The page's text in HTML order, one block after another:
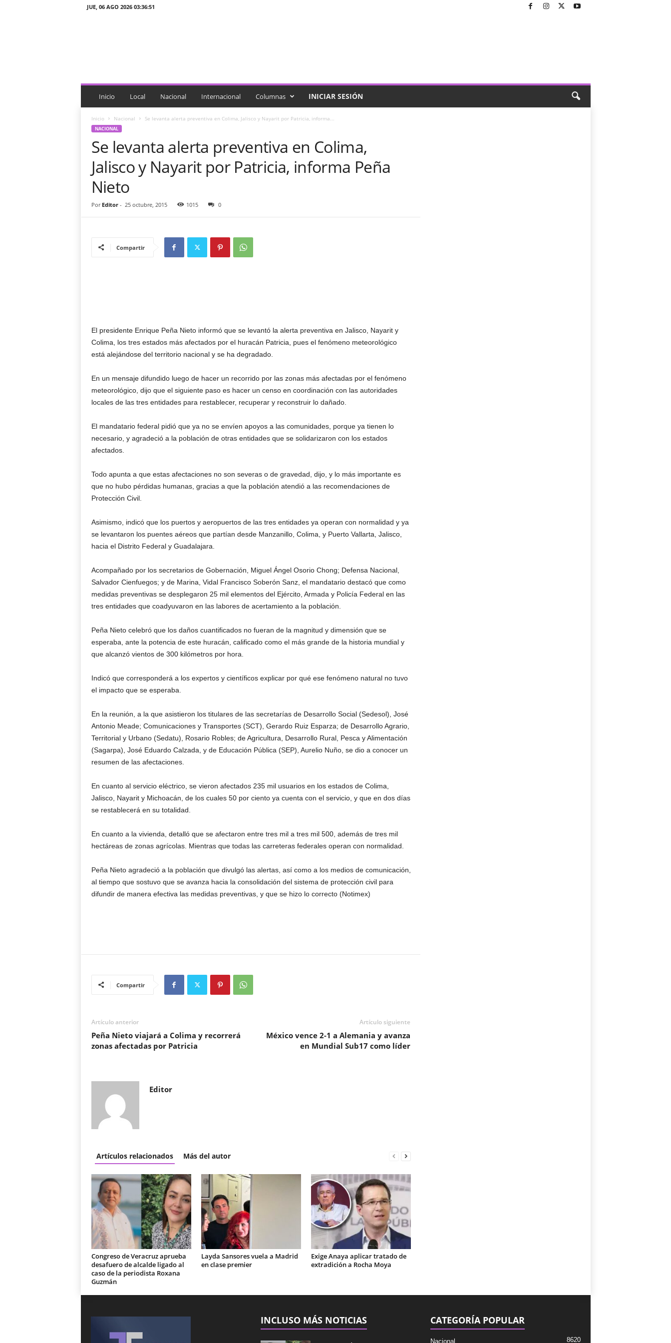
JUE, 06 AGO 2026 03:36:51
c
a
Inicio Local Nacional Internacional Columnas INICIAR SESIÓN
Inicio Nacional Se levanta alerta preventiva en Colima, Jalisco y Nayarit por Patricia, informa...
NACIONAL
Se levanta alerta preventiva en Colima,
Jalisco y Nayarit por Patricia, informa Peña
Nieto
Por Editor- 25 octubre, 2015 1015 0
Compartir
El presidente Enrique Peña Nieto informó que se levantó la alerta preventiva en Jalisco, Nayarit y
Colima, los tres estados más afectados por el huracán Patricia, pues el fenómeno meteorológico
está alejándose del territorio nacional y se ha degradado.
En un mensaje difundido luego de hacer un recorrido por las zonas más afectadas por el fenómeno
meteorológico, dijo que el siguiente paso es hacer un censo en coordinación con las autoridades
locales de las tres entidades para restablecer, recuperar y reconstruir lo dañado.
El mandatario federal pidió que ya no se envíen apoyos a las comunidades, porque ya tienen lo
necesario, y agradeció a la población de otras entidades que se solidarizaron con los estados
afectados.
Todo apunta a que estas afectaciones no son severas o de gravedad, dijo, y lo más importante es
que no hubo pérdidas humanas, gracias a que la población atendió a las recomendaciones de
Protección Civil.
Asimismo, indicó que los puertos y aeropuertos de las tres entidades ya operan con normalidad y ya
se levantaron los puentes aéreos que partían desde Manzanillo, Colima, y Puerto Vallarta, Jalisco,
hacia el Distrito Federal y Guadalajara.
Acompañado por los secretarios de Gobernación, Miguel Ángel Osorio Chong; Defensa Nacional,
Salvador Cienfuegos; y de Marina, Vidal Francisco Soberón Sanz, el mandatario destacó que como
medidas preventivas se desplegaron 25 mil elementos del Ejército, Armada y Policía Federal en las
tres entidades que coadyuvaron en las labores de acertamiento a la población.
Peña Nieto celebró que los daños cuantificados no fueran de la magnitud y dimensión que se
esperaba, ante la potencia de este huracán, calificado como el más grande de la historia mundial y
que alcanzó vientos de 300 kilómetros por hora.
Indicó que corresponderá a los expertos y científicos explicar por qué ese fenómeno natural no tuvo
el impacto que se esperaba.
En la reunión, a la que asistieron los titulares de las secretarías de Desarrollo Social (Sedesol), José
Antonio Meade; Comunicaciones y Transportes (SCT), Gerardo Ruiz Esparza; de Desarrollo Agrario,
Territorial y Urbano (Sedatu), Rosario Robles; de Agricultura, Desarrollo Rural, Pesca y Alimentación
(Sagarpa), José Eduardo Calzada, y de Educación Pública (SEP), Aurelio Nuño, se dio a conocer un
resumen de las afectaciones.
En cuanto al servicio eléctrico, se vieron afectados 235 mil usuarios en los estados de Colima,
Jalisco, Nayarit y Michoacán, de los cuales 50 por ciento ya cuenta con el servicio, y que en dos días
se restablecerá en su totalidad.
En cuanto a la vivienda, detalló que se afectaron entre tres mil a tres mil 500, además de tres mil
hectáreas de zonas agrícolas. Mientras que todas las carreteras federales operan con normalidad.
Peña Nieto agradeció a la población que divulgó las alertas, así como a los medios de comunicación,
al tiempo que sostuvo que se avanza hacia la consolidación del sistema de protección civil para
difundir de manera efectiva las medidas preventivas, y que se hizo lo correcto (Notimex)
Compartir
Artículo anterior
Peña Nieto viajará a Colima y recorrerá
zonas afectadas por Patricia
Artículo siguiente
México vence 2-1 a Alemania y avanza
en Mundial Sub17 como líder
Editor
Artículos relacionados Más del autor
Congreso de Veracruz aprueba
desafuero de alcalde ligado al
caso de la periodista Roxana
Guzmán
Layda Sansores vuela a Madrid
en clase premier
Exige Anaya aplicar tratado de
extradición a Rocha Moya
INCLUSO MÁS NOTICIAS CATEGORÍA POPULAR
Nacional 8620